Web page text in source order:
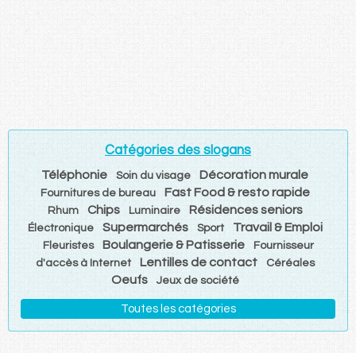
Catégories des slogans
Téléphonie Soin du visage Décoration murale
Fournitures de bureau Fast Food & resto rapide
Rhum Chips Luminaire Résidences seniors
Électronique Supermarchés Sport Travail & Emploi
Fleuristes Boulangerie & Patisserie
Fournisseur
d'accès à Internet
Lentilles de contact Céréales
Oeufs Jeux de société
Toutes les catégories